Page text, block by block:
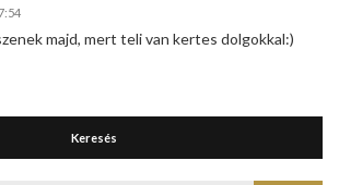
majd, mert teli van kertes dolgokkal:)
Keresés